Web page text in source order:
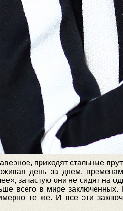
приходят стальные
день за днем,
зачастую они не сидят на
всего в мире
те же. И все эти